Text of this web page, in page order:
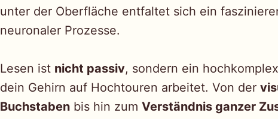
unter der Oberfläche entfaltet sich ein
neuronaler Prozesse.
Lesen ist nicht passiv, sondern ein
dein Gehirn auf Hochtouren arbeitet. Von der
Buchstaben bis hin zum Verständnis ganzer